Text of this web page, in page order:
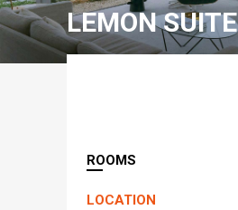
LEMON SUITE
ROOMS
LOCATION